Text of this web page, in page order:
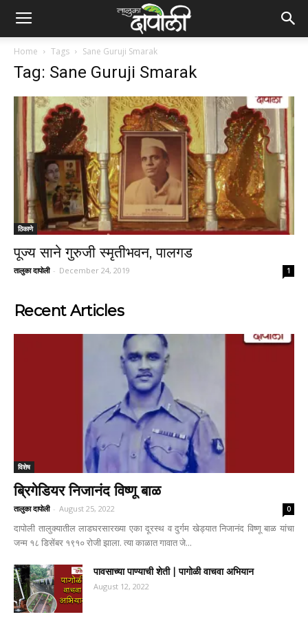
Home Tags Sane Guruji Smarak
Tag: Sane Guruji Smarak
ठिकाणे
पूज्य साने गुरुजी स्मृतीभवन, पालगड
तालुका दापोली - December 24, 2019 1
Recent Articles
विशेष
ब्रिगेडियर निजानंद विष्णू बाळ
तालुका दापोली - August 25, 2022 0
दापोली तालुक्यातील लाडघरसारख्या एका दूरस्थ व दुर्गम खेड्यात निजानंद विष्णू बाळ यांचा
जन्म १८ डिसेंबर १९१० रोजी झाला. त्या काळात गावात जे...
पावसाच्या पाण्याची शेती | पागोळी वाचवा अभियान
August 12, 2022